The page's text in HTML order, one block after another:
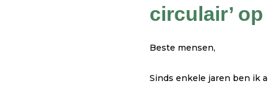
circulair’
Beste mensen,
Sinds enkele jaren ben ik